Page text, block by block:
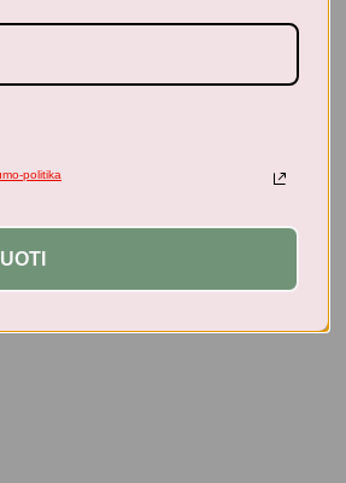
politika